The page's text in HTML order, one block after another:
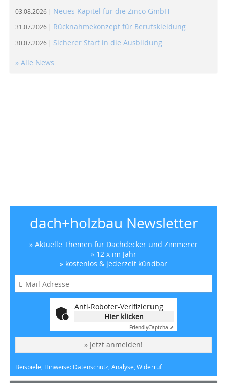
03.08.2026 | Neues Kapitel für die Zinco GmbH
31.07.2026 | Rücknahmekonzept für Berufskleidung
30.07.2026 | Sicherer Start in die Ausbildung
» Alle News
dach+holzbau Newsletter
» Aktuelle Themen für Dachdecker und Zimmerer
» 12 x im Jahr
» kostenlos & jederzeit kündbar
Anti-Roboter-Verifizierung
Hier klicken
FriendlyCaptcha ⇗
» Jetzt anmelden!
Beispiele, Hinweise: Datenschutz, Analyse, Widerruf